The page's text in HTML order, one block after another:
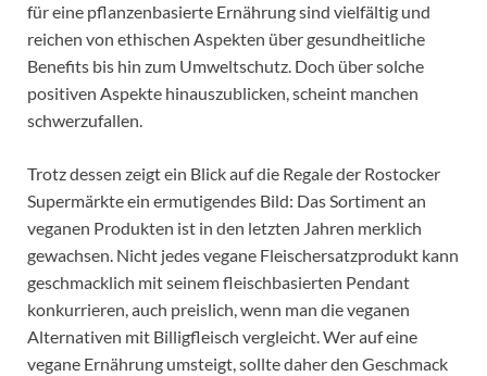
für eine pflanzenbasierte Ernährung sind vielfältig und
reichen von ethischen Aspekten über gesundheitliche
Benefits bis hin zum Umweltschutz. Doch über solche
positiven Aspekte hinauszublicken, scheint manchen
schwerzufallen.
Trotz dessen zeigt ein Blick auf die Regale der Rostocker
Supermärkte ein ermutigendes Bild: Das Sortiment an
veganen Produkten ist in den letzten Jahren merklich
gewachsen. Nicht jedes vegane Fleischersatzprodukt kann
geschmacklich mit seinem fleischbasierten Pendant
konkurrieren, auch preislich, wenn man die veganen
Alternativen mit Billigfleisch vergleicht. Wer auf eine
vegane Ernährung umsteigt, sollte daher den Geschmack